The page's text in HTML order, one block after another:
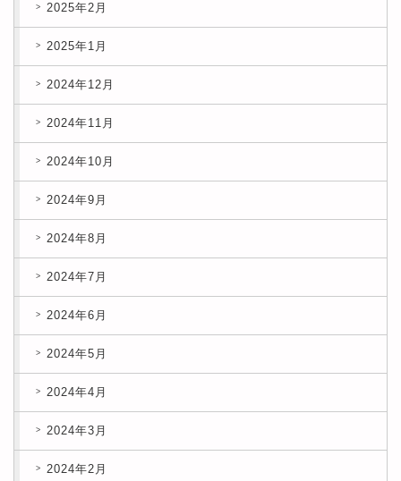
2025年2月
2025年1月
2024年12月
2024年11月
2024年10月
2024年9月
2024年8月
2024年7月
2024年6月
2024年5月
2024年4月
2024年3月
2024年2月